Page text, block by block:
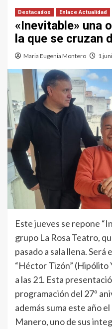
Destacados Enlace Actualidad
«Inevitable» una
la que se cruzan
Maria Eugenia Montero 1
Este jueves se repone
grupo La Rosa Teatro,
pasado a sala llena.
“Héctor Tizón” (Hipólito
a las 21. Esta
programación del 27º
además suma este año
Manero, uno de sus